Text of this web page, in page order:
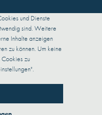
und Dienste
sind. Weitere
Inhalte anzeigen
zu können. Um keine
zu